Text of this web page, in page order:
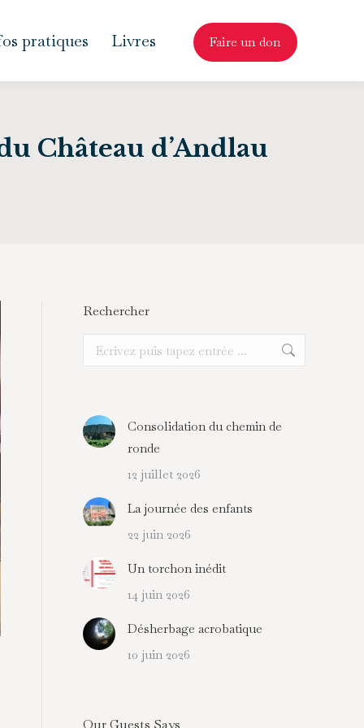
pratiques Livres Faire un don
Château d’Andlau
Rechercher
Recherche
Consolidation du chemin de
ronde
12 juillet 2026
La journée des enfants
22 juin 2026
Un torchon inédit
14 juin 2026
Désherbage acrobatique
10 juin 2026
Our Guests Says